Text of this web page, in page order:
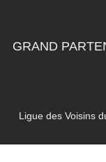
GRAND
Ligue des Voisins